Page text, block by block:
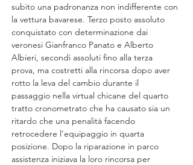
subito una padronanza non indifferente con
la vettura bavarese. Terzo posto assoluto
conquistato con determinazione dai
veronesi Gianfranco Panato e Alberto
Albieri, secondi assoluti fino alla terza
prova, ma costretti alla rincorsa dopo aver
rotto la leva del cambio durante il
passaggio nella virtual chicane del quarto
tratto cronometrato che ha causato sia un
ritardo che una penalità facendo
retrocedere l’equipaggio in quarta
posizione. Dopo la riparazione in parco
assistenza iniziava la loro rincorsa per